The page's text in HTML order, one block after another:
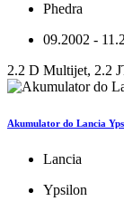
Phedra
09.2002 -
2.2 D Multijet, 2.2
Akumulator do Lancia
Lancia
Ypsilon